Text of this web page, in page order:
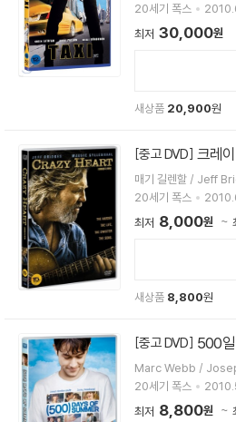
20세기 폭스
최저 30,000원
새상품 20,900원
[중고 DVD] 크레
매기 길렌할 / Jeff
20세기 폭스
최저 8,000원
새상품 8,800원
[중고 DVD] 500
20세기 폭스
최저 8,800원